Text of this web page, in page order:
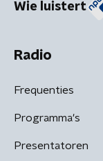
Wie luistert
Radio
Frequenties
Programma's
Presentatoren